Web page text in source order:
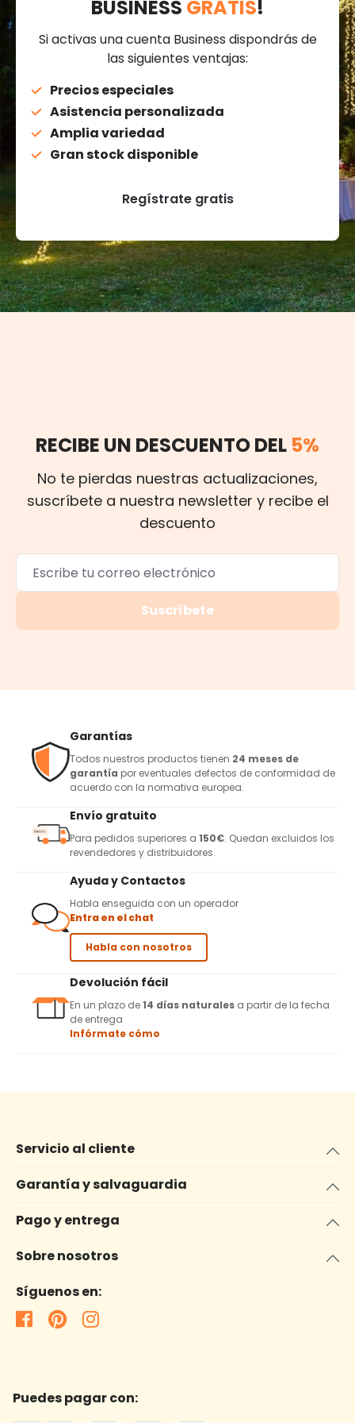
BUSINESS GRATIS!
Si activas una cuenta Business dispondrás de
las siguientes ventajas:
Precios especiales
Asistencia personalizada
Amplia variedad
Gran stock disponible
Regístrate gratis
RECIBE UN DESCUENTO DEL 5%
No te pierdas nuestras actualizaciones,
suscríbete a nuestra newsletter y recibe el
descuento
Suscríbete
Garantías
Todos nuestros productos tienen 24 meses de
garantía por eventuales defectos de conformidad de
acuerdo con la normativa europea.
Envío gratuito
Para pedidos superiores a 150€. Quedan excluidos los
revendedores y distribuidores.
Ayuda y Contactos
Habla enseguida con un operador
Entra en el chat
Habla con nosotros
Devolución fácil
En un plazo de14 días naturales a partir de la fecha
de entrega
Infórmate cómo
Servicio al cliente
Garantía y salvaguardia
Pago y entrega
Sobre nosotros
Síguenos en:
Puedes pagar con: